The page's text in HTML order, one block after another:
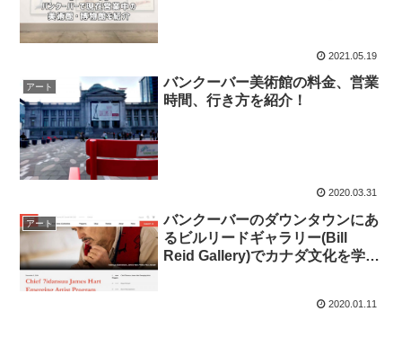
2021.05.19
アート
バンクーバー美術館の料金、営業
時間、行き方を紹介！
2020.03.31
アート
バンクーバーのダウンタウンにあ
るビルリードギャラリー(Bill
Reid Gallery)でカナダ文化を学ぼ
2020.01.11